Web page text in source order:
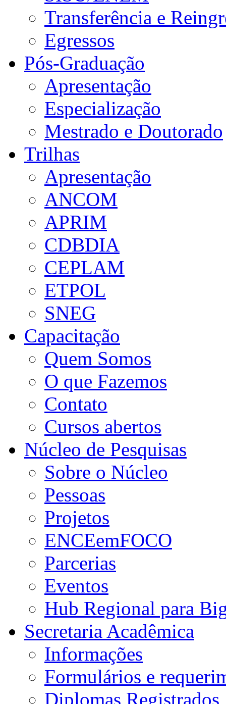
Transferência e
Egressos
Pós-Graduação
Apresentação
Especialização
Mestrado e Doutorado
Trilhas
Apresentação
ANCOM
APRIM
CDBDIA
CEPLAM
ETPOL
SNEG
Capacitação
Quem Somos
O que Fazemos
Contato
Cursos abertos
Núcleo de Pesquisas
Sobre o Núcleo
Pessoas
Projetos
ENCEemFOCO
Parcerias
Eventos
Hub Regional para
Secretaria Acadêmica
Informações
Formulários e
Diplomas Registrados